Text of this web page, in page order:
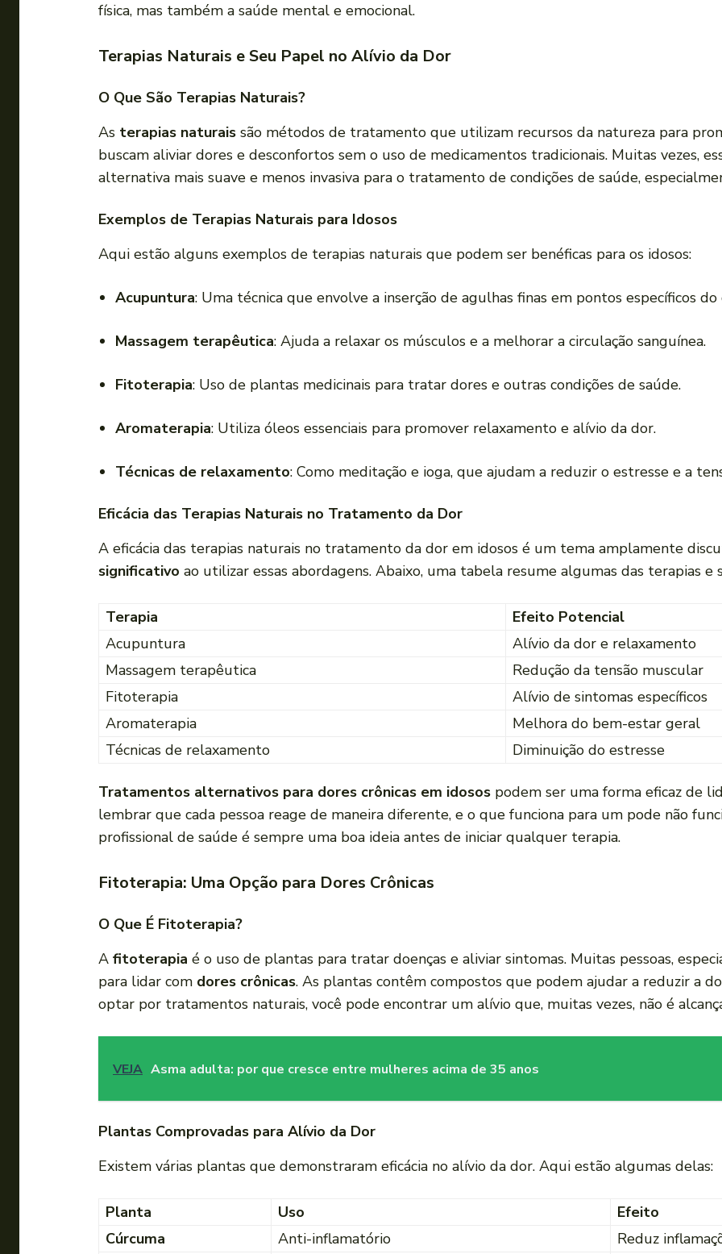
física, mas também a saúde mental e emocional.
Terapias Naturais e Seu Papel no Alívio da Dor
O Que São Terapias Naturais?
As terapias naturais são métodos de tratamento que utilizam recursos da natureza para
buscam aliviar dores e desconfortos sem o uso de medicamentos tradicionais. Muitas vezes,
alternativa mais suave e menos invasiva para o tratamento de condições de saúde,
Exemplos de Terapias Naturais para Idosos
Aqui estão alguns exemplos de terapias naturais que podem ser benéficas para os idosos:
Acupuntura: Uma técnica que envolve a inserção de agulhas finas em pontos específicos
Massagem terapêutica: Ajuda a relaxar os músculos e a melhorar a circulação sanguínea.
Fitoterapia: Uso de plantas medicinais para tratar dores e outras condições de saúde.
Aromaterapia: Utiliza óleos essenciais para promover relaxamento e alívio da dor.
Técnicas de relaxamento: Como meditação e ioga, que ajudam a reduzir o estresse e a
Eficácia das Terapias Naturais no Tratamento da Dor
A eficácia das terapias naturais no tratamento da dor em idosos é um tema amplamente
significativo ao utilizar essas abordagens. Abaixo, uma tabela resume algumas das terapias e
Terapia
Efeito Potencial
Acupuntura
Alívio da dor e relaxamento
Massagem terapêutica
Redução da tensão muscular
Fitoterapia
Alívio de sintomas específicos
Aromaterapia
Melhora do bem-estar geral
Técnicas de relaxamento
Diminuição do estresse
Tratamentos alternativos para dores crônicas em idosos podem ser uma forma eficaz de
lembrar que cada pessoa reage de maneira diferente, e o que funciona para um pode não
profissional de saúde é sempre uma boa ideia antes de iniciar qualquer terapia.
Fitoterapia: Uma Opção para Dores Crônicas
O Que É Fitoterapia?
A fitoterapia é o uso de plantas para tratar doenças e aliviar sintomas. Muitas pessoas,
para lidar com dores crônicas. As plantas contêm compostos que podem ajudar a reduzir a
optar por tratamentos naturais, você pode encontrar um alívio que, muitas vezes, não é
VEJA Asma adulta: por que cresce entre mulheres acima de 35 anos
Plantas Comprovadas para Alívio da Dor
Existem várias plantas que demonstraram eficácia no alívio da dor. Aqui estão algumas delas:
Planta Uso
Efeito
Cúrcuma
Anti-inflamatório Reduz